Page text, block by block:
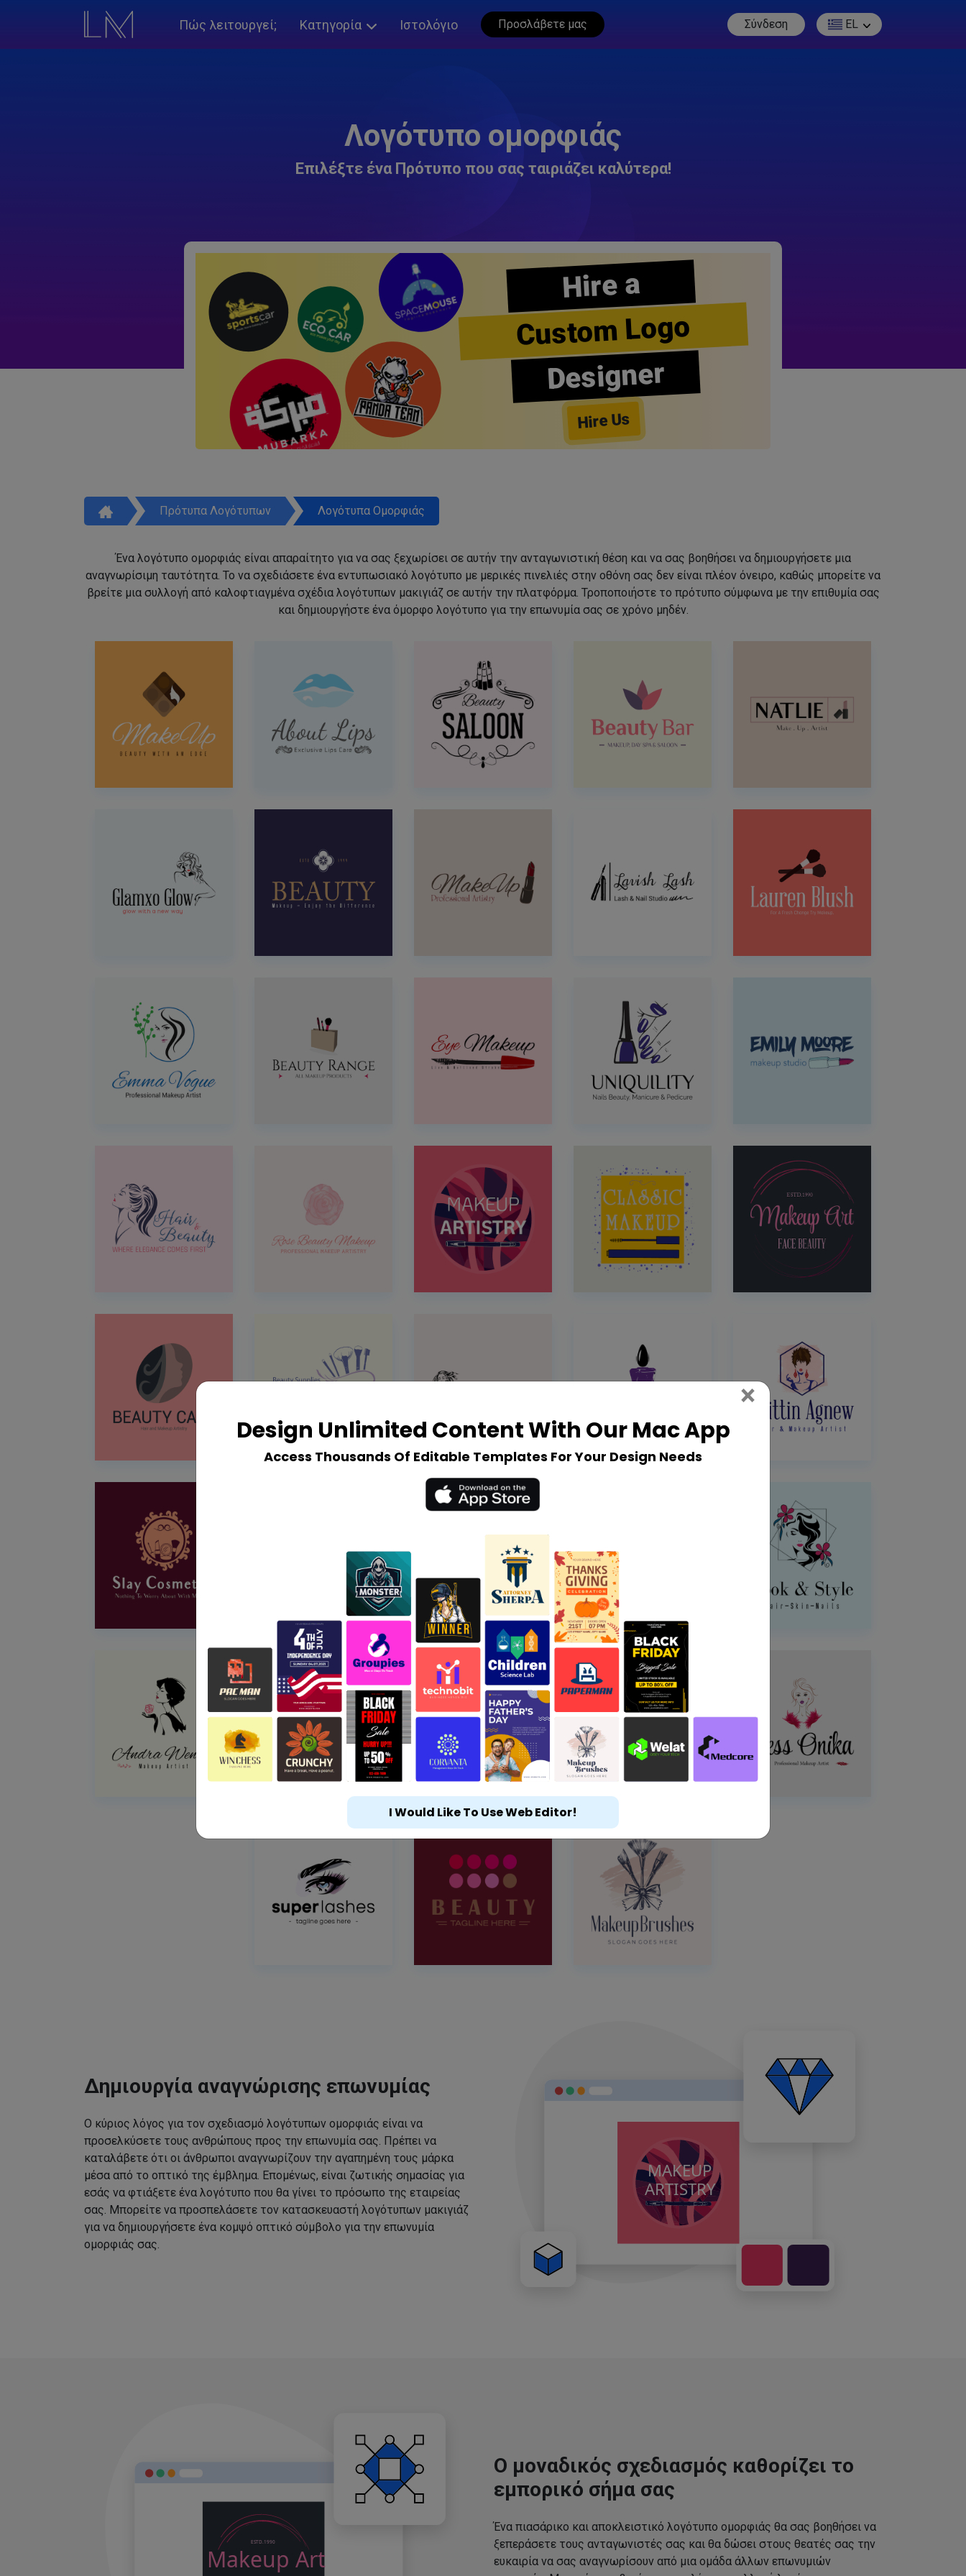
Πώς λειτουργεί; Κατηγορία Ιστολόγιο Προσλάβετε μας Σύνδεση EL
Λογότυπο ομορφιάς
Επιλέξτε ένα Πρότυπο που σας ταιριάζει καλύτερα!
Hire a
Custom Logo
Designer
Hire Us
Πρότυπα Λογότυπων Λογότυπα Ομορφιάς
Ένα λογότυπο ομορφιάς είναι απαραίτητο για να σας ξεχωρίσει σε αυτήν την ανταγωνιστική θέση και να σας βοηθήσει να δημιουργήσετε μια
αναγνωρίσιμη ταυτότητα. Το να σχεδιάσετε ένα εντυπωσιακό λογότυπο με μερικές πινελιές στην οθόνη σας δεν είναι πλέον όνειρο, καθώς μπορείτε να
βρείτε μια συλλογή από καλοφτιαγμένα σχέδια λογότυπων μακιγιάζ σε αυτήν την πλατφόρμα. Τροποποιήστε το πρότυπο σύμφωνα με την επιθυμία σας
και δημιουργήστε ένα όμορφο λογότυπο για την επωνυμία σας σε χρόνο μηδέν.
Δημιουργία αναγνώρισης επωνυμίας
Ο κύριος λόγος για τον σχεδιασμό λογότυπων ομορφιάς είναι να
προσελκύσετε τους ανθρώπους προς την επωνυμία σας. Πρέπει να
καταλάβετε ότι οι άνθρωποι αναγνωρίζουν την αγαπημένη τους μάρκα
μέσα από το οπτικό της έμβλημα. Επομένως, είναι ζωτικής σημασίας για
εσάς να φτιάξετε ένα λογότυπο που θα γίνει το πρόσωπο της εταιρείας
σας. Μπορείτε να προσπελάσετε τον κατασκευαστή λογότυπων μακιγιάζ
για να δημιουργήσετε ένα κομψό οπτικό σύμβολο για την επωνυμία
ομορφιάς σας.
Ο μοναδικός σχεδιασμός καθορίζει το
εμπορικό σήμα σας
Ένα πιασάρικο και αποκλειστικό λογότυπο ομορφιάς θα σας βοηθήσει να
ξεπεράσετε τους ανταγωνιστές σας και θα δώσει στους θεατές σας την
ευκαιρία να σας αναγνωρίσουν από μια ομάδα άλλων επωνυμιών
Design Unlimited Content With Our Mac App
Access Thousands Of Editable Templates For Your Design Needs
× Close
I Would Like To Use Web Editor!